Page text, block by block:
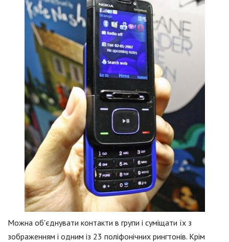
Можна об'єднувати контакти в групи і суміщати їх з
зображенням і одним із 23 поліфонічних рингтонів. Крім